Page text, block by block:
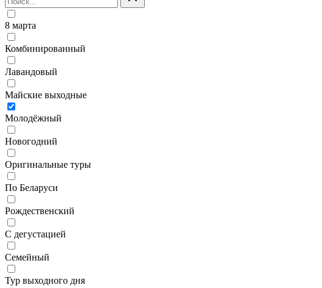
8 марта
Комбинированный
Лавандовый
Майские выходные
Молодёжный
Новогодний
Оригинальные туры
По Беларуси
Рождественский
С дегустацией
Семейный
Тур выходного дня